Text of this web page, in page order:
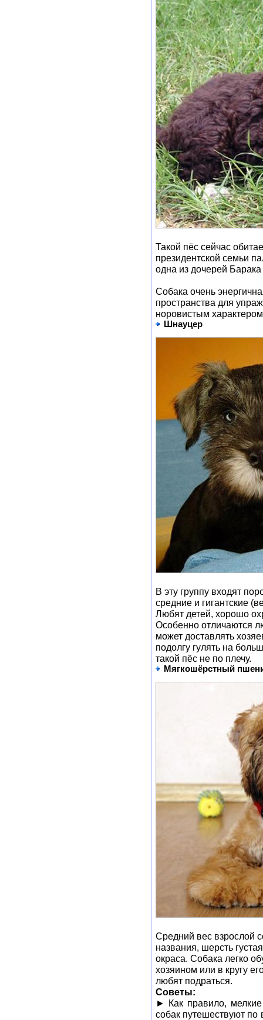
Такой пёс сейчас
президентской семьи
одна из дочерей
Собака очень
пространства для
норовистым
Шнауцер
В эту группу входят
средние и гигантские
Любят детей, хорошо
Особенно отличаются
может доставлять
подолгу гулять на
такой пёс не по плечу.
Мягкошёрстный
Средний вес взрослой
названия, шерсть
окраса. Собака легко
хозяином или в кругу
любят подраться.
Советы:
► Как правило,
собак путешествуют по